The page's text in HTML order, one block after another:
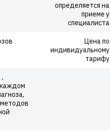
определяется на
приеме у
специалиста
Цена по
индивидуальному
тарифу